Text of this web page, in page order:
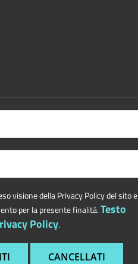
visione della Privacy Policy del sito e
per la presente finalità.Testo
Policy.